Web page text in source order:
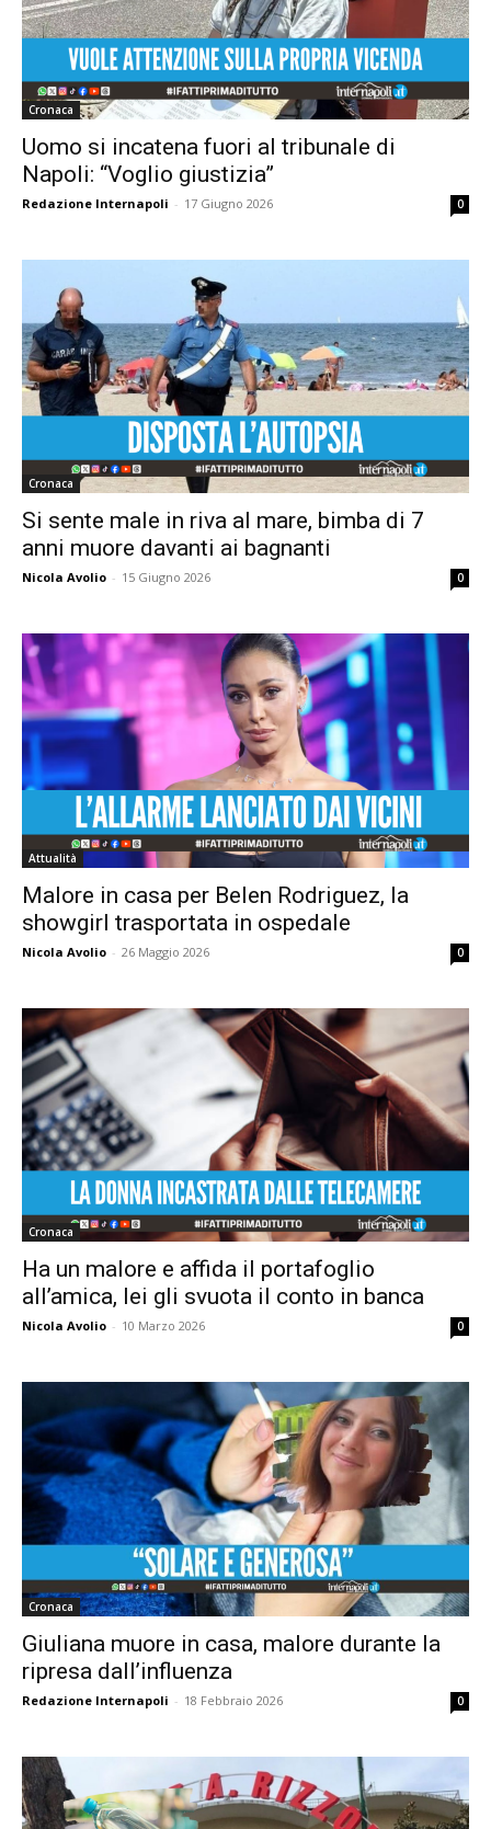
Cronaca
Uomo si incatena fuori al tribunale di
Napoli: “Voglio giustizia”
Redazione Internapoli - 17 Giugno 2026 0
Cronaca
Si sente male in riva al mare, bimba di 7
anni muore davanti ai bagnanti
Nicola Avolio - 15 Giugno 2026 0
Attualità
Malore in casa per Belen Rodriguez, la
showgirl trasportata in ospedale
Nicola Avolio - 26 Maggio 2026 0
Cronaca
Ha un malore e affida il portafoglio
all’amica, lei gli svuota il conto in banca
Nicola Avolio - 10 Marzo 2026 0
Cronaca
Giuliana muore in casa, malore durante la
ripresa dall’influenza
Redazione Internapoli - 18 Febbraio 2026 0